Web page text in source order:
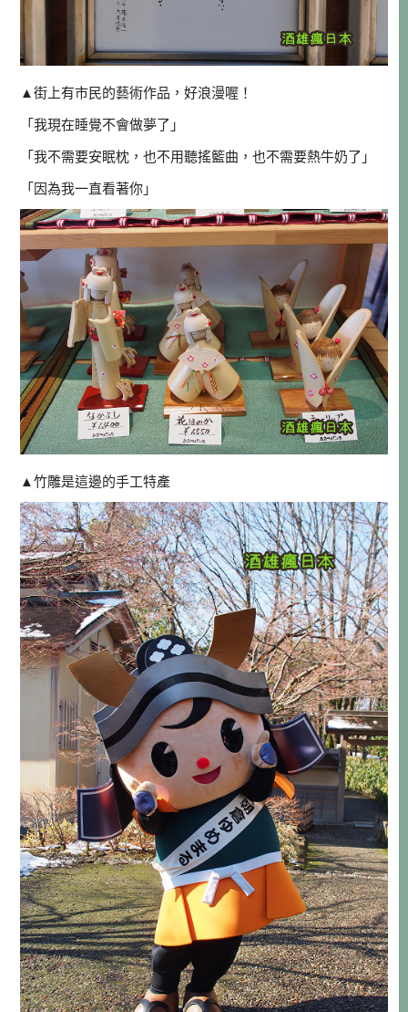
▲街上有市民的藝術作品，好浪漫喔！
「我現在睡覺不會做夢了」
「我不需要安眠枕，也不用聽搖籃曲，也不需要熱牛奶了」
「因為我一直看著你」
▲竹雕是這邊的手工特產